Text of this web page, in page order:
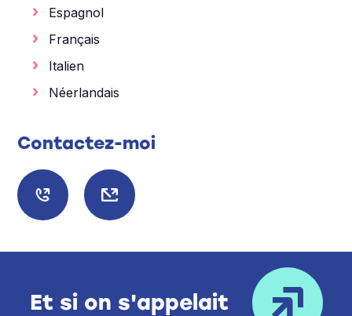
Espagnol
Français
Italien
Néerlandais
Contactez-moi
Et si on s'appelait